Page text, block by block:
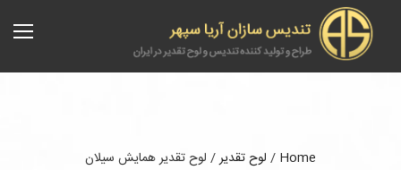
Home
/ لوح تقدیر/ لوح تقدیر همایش سیلان